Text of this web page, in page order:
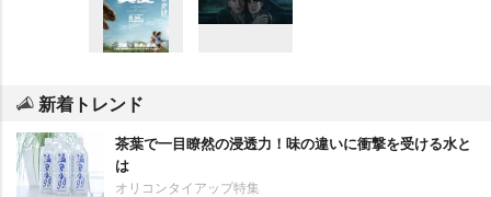
新着トレンド
茶葉で一目瞭然の浸透力！味の違いに衝撃を受ける水と
は
オリコンタイアップ特集